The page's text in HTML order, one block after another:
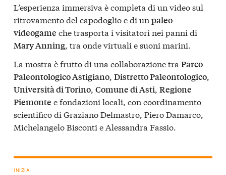
L’esperienza immersiva è completa di un video sul
ritrovamento del capodoglio e di un paleo-
videogame che trasporta i visitatori nei panni di
Mary Anning , tra onde virtuali e suoni marini.
La mostra è frutto di una collaborazione tra Parco
Paleontologico Astigiano, Distretto Paleontologico,
Università di Torino, Comune di Asti, Regione
Piemonte e fondazioni locali, con coordinamento
scientifico di Graziano Delmastro, Piero Damarco,
Michelangelo Bisconti e Alessandra Fassio.
INIZIA